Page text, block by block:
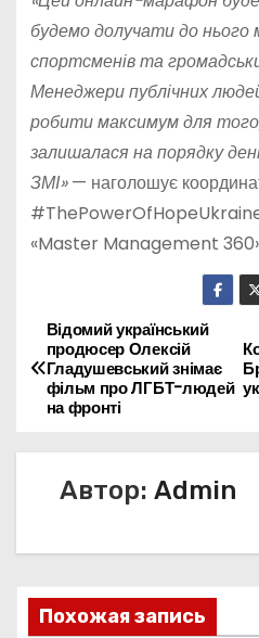
будемо долучати до нього
спортсменів та
Менеджери публічних
робити максимум для
залишалася на порядку
ЗМІ»— наголошує
#ThePowerOfHopeUkraine,
«Master Management
Н
а
ц
Відомий український
продюсер Олексій
Гладушевський знімає
фільм про ЛГБТ-людей
на фронті
Автор: Admin
Похожая запись